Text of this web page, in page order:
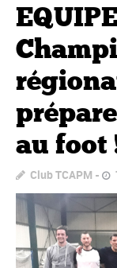
au foot
Club TCAPM